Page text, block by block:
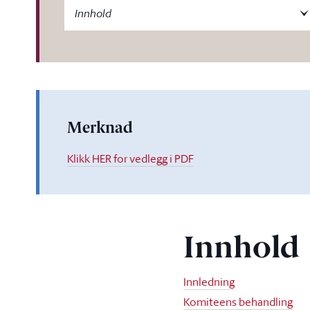
Innhold
Merknad
Klikk HER for vedlegg i PDF
Innhold
Innledning
Komiteens behandling